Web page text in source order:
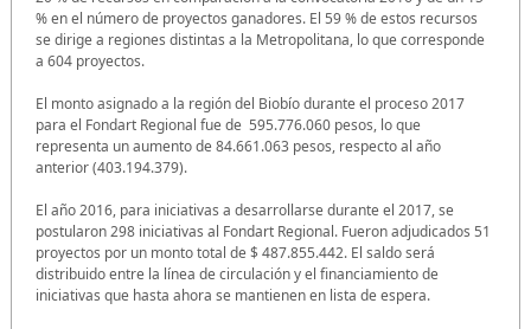
% en el número de proyectos ganadores. El 59 % de estos recursos
se dirige a regiones distintas a la Metropolitana, lo que corresponde
a 604 proyectos.
El monto asignado a la región del Biobío durante el proceso 2017
para el Fondart Regional fue de 595.776.060 pesos, lo que
representa un aumento de 84.661.063 pesos, respecto al año
anterior (403.194.379).
El año 2016, para iniciativas a desarrollarse durante el 2017, se
postularon 298 iniciativas al Fondart Regional. Fueron adjudicados 51
proyectos por un monto total de $ 487.855.442. El saldo será
distribuido entre la línea de circulación y el financiamiento de
iniciativas que hasta ahora se mantienen en lista de espera.